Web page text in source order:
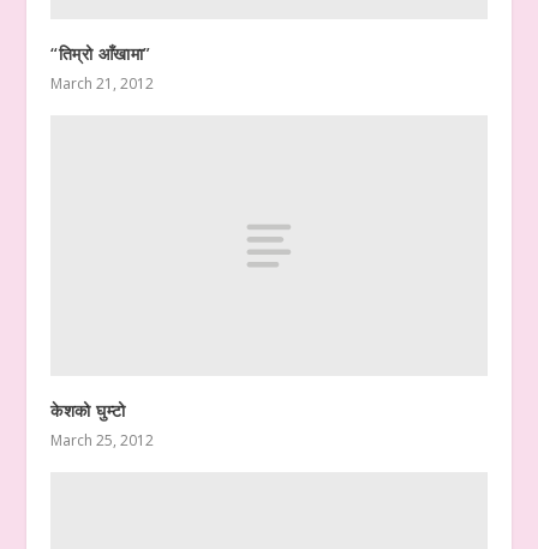
“तिम्रो आँखामा”
March 21, 2012
केशको घुम्टो
March 25, 2012